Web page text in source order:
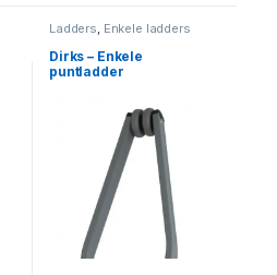
Ladders, Enkele ladders
Dirks – Enkele
puntladder